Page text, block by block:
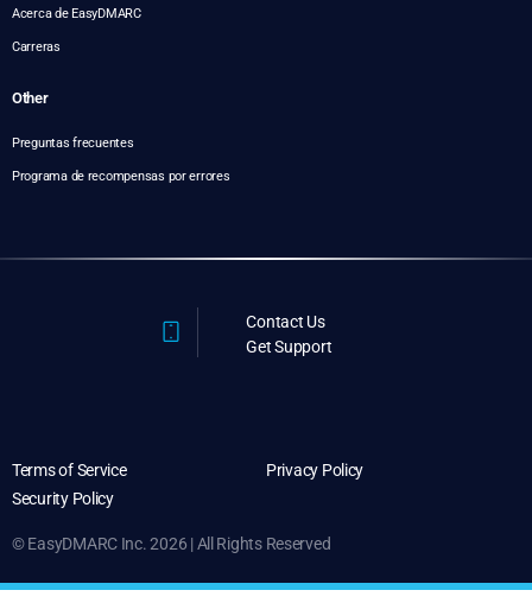
Acerca de EasyDMARC
Carreras
Other
Preguntas frecuentes
Programa de recompensas por errores
Contact Us
Get Support
Terms of Service
Privacy Policy
Security Policy
© EasyDMARC Inc. 2026 | All Rights Reserved